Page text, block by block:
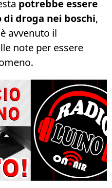
potrebbe essere
di droga nei boschi,
avvenuto il
note per essere